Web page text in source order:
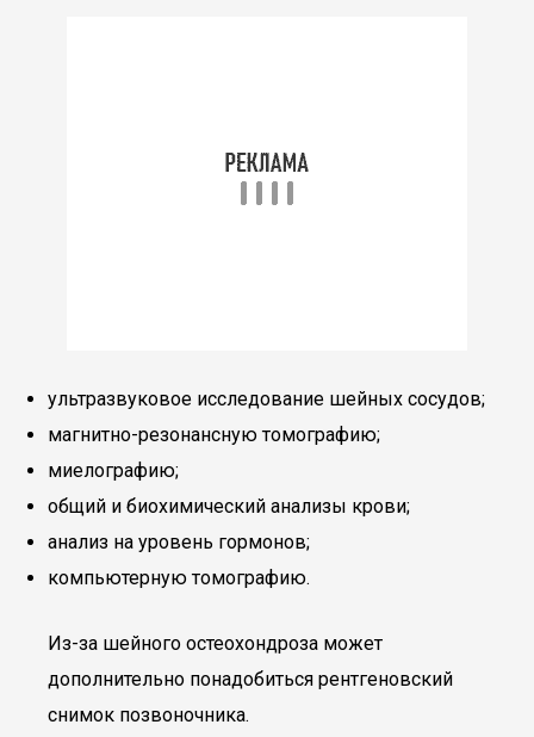
ультразвуковое исследование шейных сосудов;
магнитно-резонансную томографию;
миелографию;
общий и биохимический анализы крови;
анализ на уровень гормонов;
компьютерную томографию.
Из-за шейного остеохондроза может
дополнительно понадобиться рентгеновский
снимок позвоночника.